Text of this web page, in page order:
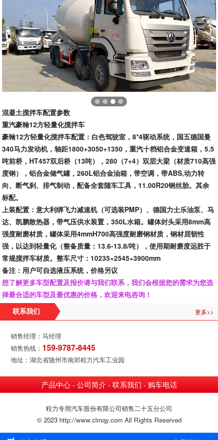
混凝土搅拌车配置参数
重汽豪翰12方轻量化搅拌车
豪翰12方轻量化搅拌车配置： 白色驾驶室，8*4驱动系统，国五德国曼
340马力发动机，轴距1800+3050+1350，重汽十档铝合金变速箱 ，5.5
吨前桥，HT457双后桥（13吨），280（7+4）双层大梁（材质710高强
度钢），铝合金储气罐 ，260L铝合金油箱 ，带空调，带ABS,动力转
向、断气刹、排气制动，配备全套随车工具，11.00R20钢丝胎。其余
标配。
上装配置：意大利绑飞力减速机（可选装PMP）、德国力士乐油泵、马
达、凯鹏散热器，带气压供水装置，350L水箱。罐体封头采用8mm高
强度耐磨材质，罐体采用4mmH700高强度耐磨钢材质，钢材屈韧性
强，以达到轻量化（整备质量：13.6-13.8/吨），使用期耐磨度远胜于
常规搅拌车材质。整车尺寸：10235×2545×3900mm
备注：用户可自选液压系统，价格另议
想了解更多车型配置及报价请与我们联系，我们会根据您的需求为您选
择最合适的车型及最优惠的价格，欢迎来电咨询！
联系我们 更多>>
销售经理：马经理
销售热线： 159-9787-8445
地址：湖北省随州市南郊程力汽车工业园
产品中心- 公司简介 - 联系我们 - 购车电话
程力专用汽车股份有限公司销售二十五分公司
© 2023 http://www.clmqy.com All Rights Reserved